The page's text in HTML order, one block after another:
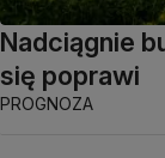
Nadciągnie
się poprawi
PROGNOZA